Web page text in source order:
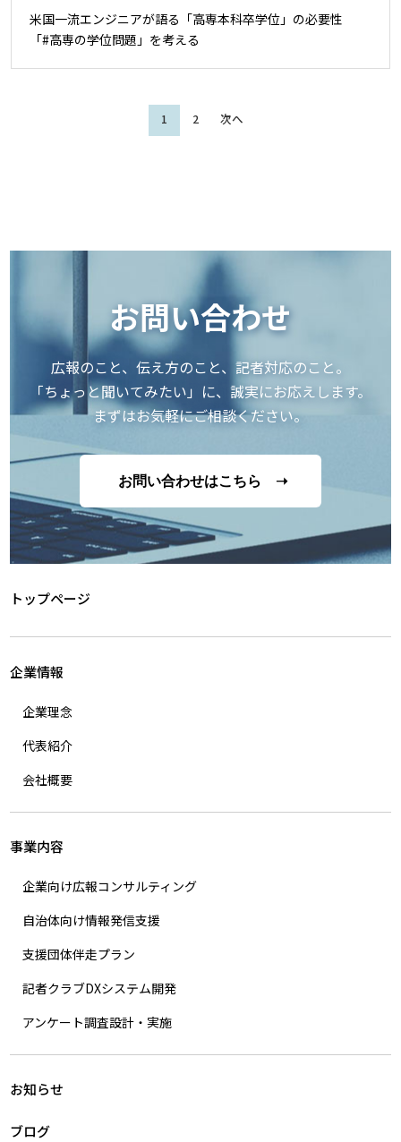
米国一流エンジニアが語る「高専本科卒学位」の必要性
「#高専の学位問題」を考える
1 2 次へ
お問い合わせ
広報のこと、伝え方のこと、記者対応のこと。
「ちょっと聞いてみたい」に、誠実にお応えします。
まずはお気軽にご相談ください。
お問い合わせはこちら ➝
トップページ
企業情報
企業理念
代表紹介
会社概要
事業内容
企業向け広報コンサルティング
自治体向け情報発信支援
支援団体伴走プラン
記者クラブDXシステム開発
アンケート調査設計・実施
お知らせ
ブログ